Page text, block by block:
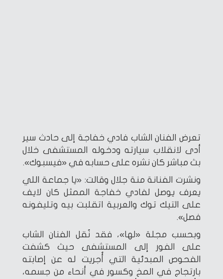
تعرض الفنان الشاب فادي خفاجة إلى حادث سير
أدى لانقلاب سيارته ودخوله المستشفى خلال
بث مباشر كان نشره على حسابه في «فيسبوك».
ونشرت الفنانة منة جلال وقالت: «يا جماعة اللي
يعرف يوصل لفادي خفاجة الممثل كان لايف
على التيك توك والعربية اتقلبت بيه وتليفونه
فصل».
وبحسب مجلة «لها»، فقد نُقل الفنان الشاب
على الفور إلى المستشفى حيث كشفت
الفحوص المبدئية التي أُجريت له عن إصابته
بارتجاج في المخ وكسور في أنحاء من جسمه،